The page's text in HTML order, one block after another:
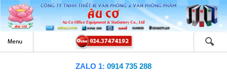
ZALO 1: 0914 735 288